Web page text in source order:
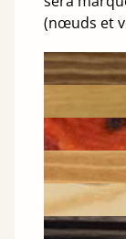
(nœuds et